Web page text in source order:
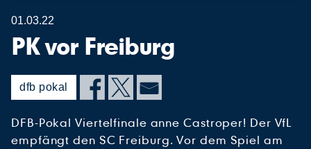
01.03.22
PK vor Freiburg
dfb pokal
DFB-Pokal Viertelfinale anne Castroper! Der VfL
empfängt den SC Freiburg. Vor dem Spiel am